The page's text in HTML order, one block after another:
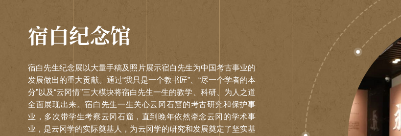
宿白纪念馆
宿白先生纪念展以大量手稿及照片展示宿白先生为中国考古事业的
发展做出的重大贡献。通过“我只是一个教书匠”、“尽一个学者的本
分”以及“云冈情”三大模块将宿白先生一生的教学、科研、为人之道
全面展现出来。宿白先生一生关心云冈石窟的考古研究和保护事
业，多次带学生考察云冈石窟，直到晚年依然牵念云冈的学术事
业，是云冈学的实际奠基人，为云冈学的研究和发展奠定了坚实基